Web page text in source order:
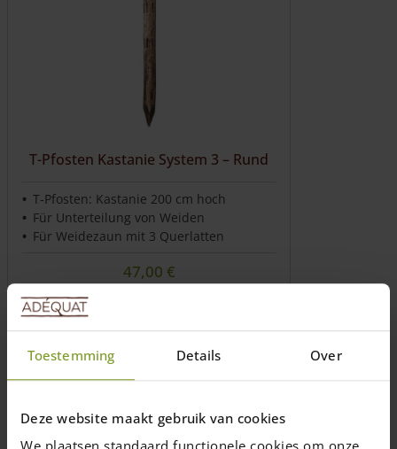
Toestemming Details Over
Deze website maakt gebruik van cookies
T-Pfosten Kastanie System 3 – Rund
T-Pfosten: Kastanie 200 cm hoch
Für Unterteilung von Weiden
Für Weidezaun mit 3 Querlatten
47,00 €
In den Warenkorb